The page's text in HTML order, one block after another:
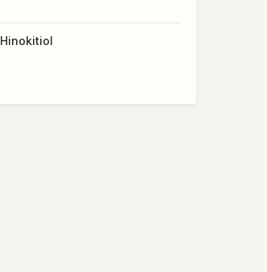
Hinokitiol